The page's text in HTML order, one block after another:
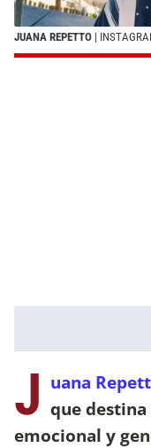
JUANA REPETTO |
J uana
que
emocional y